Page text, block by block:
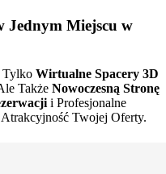
Jednym Miejscu w
Tylko Wirtualne Spacery 3D
Także Nowoczesną Stronę
i Profesjonalne
Atrakcyjność Twojej Oferty.